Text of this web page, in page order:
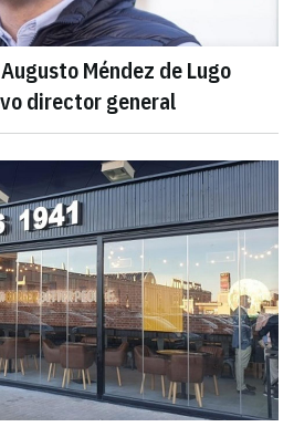
Méndez de Lugo
director general